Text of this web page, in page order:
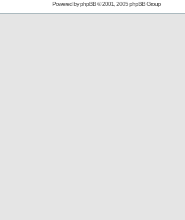
Powered byphpBB© 2001, 2005 phpBB Group